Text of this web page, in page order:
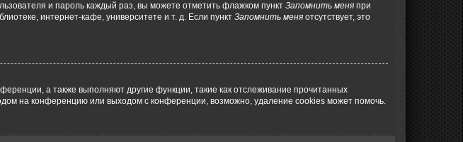
и пароль каждый раз, вы можете отметить флажком пункт Запомнить меня при
интернет-кафе, университете и т. д. Если пункт Запомнить меня отсутствует, это
а также выполняют другие функции, такие как отслеживание прочитанных
на конференцию или выходом с конференции, возможно, удаление cookies может помочь.